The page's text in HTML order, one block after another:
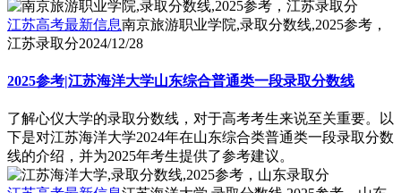
江苏高考最新信息南京旅游职业学院,录取分数线,2025参考，
江苏录取分2024/12/28
2025参考|江苏海洋大学山东综合普通类一段录取分数线
了解心仪大学的录取分数线，对于高考考生来说至关重要。以
下是对江苏海洋大学2024年在山东综合类普通类一段录取分数
线的介绍，并为2025年考生提供了参考建议。